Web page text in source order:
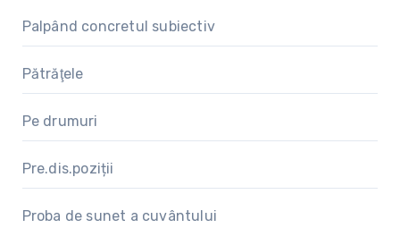
Palpând concretul subiectiv
Pătrăţele
Pe drumuri
Pre.dis.poziții
Proba de sunet a cuvântului